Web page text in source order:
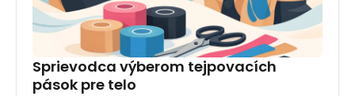
Sprievodca výberom tejpovacích
pások pre telo